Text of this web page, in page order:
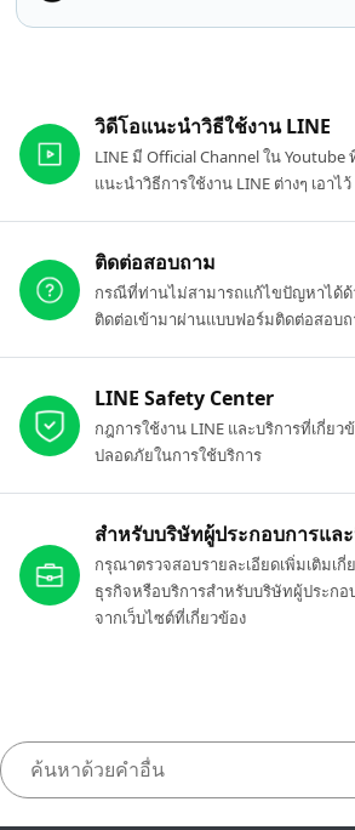
วิดีโอแนะนำวิธีใช้งาน LINE
LINE มี Official Channel ใน
แนะนำวิธีการใช้งาน LINE ต่างๆ เอาไว้
ติดต่อสอบถาม
กรณีที่ท่านไม่สามารถแก้ไขปัญหาได้ด้
ติดต่อเข้ามาผ่านแบบฟอร์มติดต่อสอบ
LINE Safety Center
กฎการใช้งาน LINE และบริการที่เกี่ยว
ปลอดภัยในการใช้บริการ
สำหรับบริษัทผู้ประกอบการแล
กรุณาตรวจสอบรายละเอียดเพิ่มเติมเ
ธุรกิจหรือบริการสำหรับบริษัทผู้ประก
จากเว็บไซต์ที่เกี่ยวข้อง